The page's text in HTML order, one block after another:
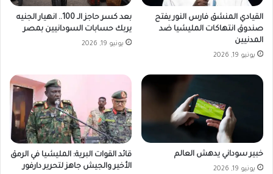
القيادي المنشق فارس النور يفتح
صندوق انتهاكات المليشيا ضد
المدنيين
يونيو 19, 2026
بعد كسر حاجز الـ 100.. انهيار الجنيه
يربك حسابات السودانيين بمصر
يونيو 19, 2026
خبير سوداني يدهش العالم
يونيو 19, 2026
قائد القوات البرية: المليشيا في الرمق
الأخير والجيش جاهز لتحرير دارفور